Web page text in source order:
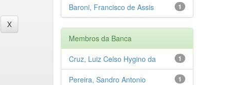
1
Baroni, Francisco de Assis
Membros da Banca
1
Cruz, Luiz Celso Hygino da
1
Pereira, Sandro Antonio